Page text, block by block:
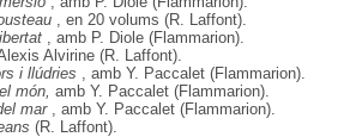
, en 20 volums (R. Laffont).
, amb P. Diole (Flammarion).
Alvirine (R. Laffont).
i llúdries
, amb Y. Paccalet (Flammarion).
món, amb Y. Paccalet (Flammarion).
mar
, amb Y. Paccalet (Flammarion).
(R. Laffont).